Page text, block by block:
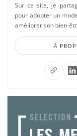
Sur ce site, je
pour adopter un
améliorer son bien-
À